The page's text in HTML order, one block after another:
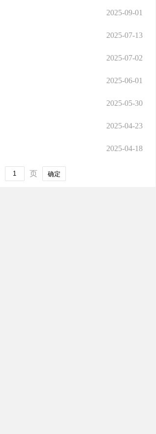
2025-09-01
2025-07-13
2025-07-02
2025-06-01
2025-05-30
2025-04-23
2025-04-18
页 确定